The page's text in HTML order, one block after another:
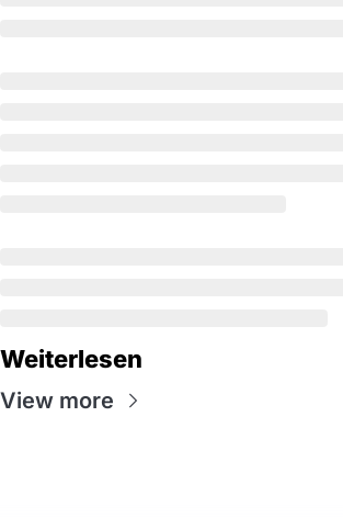
Weiterlesen
View more